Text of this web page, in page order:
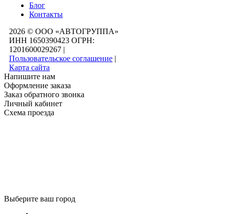
Блог
Контакты
2026 © ООО «АВТОГРУППА»
ИНН 1650390423 ОГРН:
1201600029267 |
Пользовательское соглашение |
Карта сайта
Напишите нам
Оформление заказа
Заказ обратного звонка
Личный кабинет
Схема проезда
Выберите ваш город